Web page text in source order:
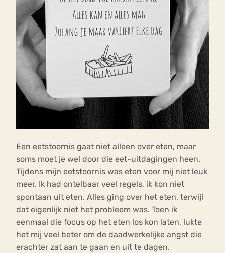
Een eetstoornis gaat niet alleen over eten, maar
soms moet je wel door die eet-uitdagingen heen.
Tijdens mijn eetstoornis was eten voor mij niet leuk
meer. Ik had ontelbaar veel regels, ik kon niet
spontaan uit eten. Alles ging over het eten, terwijl
dat eigenlijk niet het probleem was. Toen ik
eenmaal die focus op het eten los kon laten, lukte
het mij veel beter om de daadwerkelijke angst die
erachter zat aan te gaan en uit te dagen.